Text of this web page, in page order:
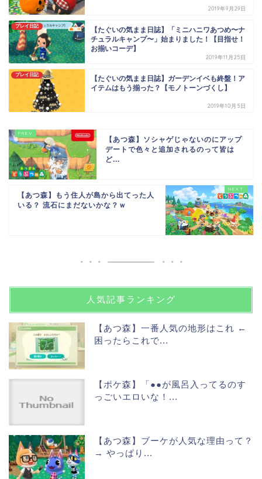
2019年9月29日
プレイ日記
【たぐいの気まま日誌】「ミニハニワあつめ〜ナ
チュラルキャンプ〜」始まりました！【目指せ！
お揃いコーデ】
2019年11月25日
プレイ日記
【たぐいの気まま日誌】ガーデンイベも終盤！ア
イテムはもう揃った？【モノトーンづくし】
2019年10月5日
【あつ森】ソシャゲじゃないのにアップ
デートで色々と追加されるのって皆は
ど...
【あつ森】もう住人が島から出てった人
いる？ 流石にまだないかな？ｗ
人気記事ランキング
【あつ森】一番人気の地形はこれ ←
困ったらこれで...
【ポケ森】「●●が風呂入ってるのす
っごいエロいな！...
【あつ森】ブーケが人気な理由って？
→ やっぱり...